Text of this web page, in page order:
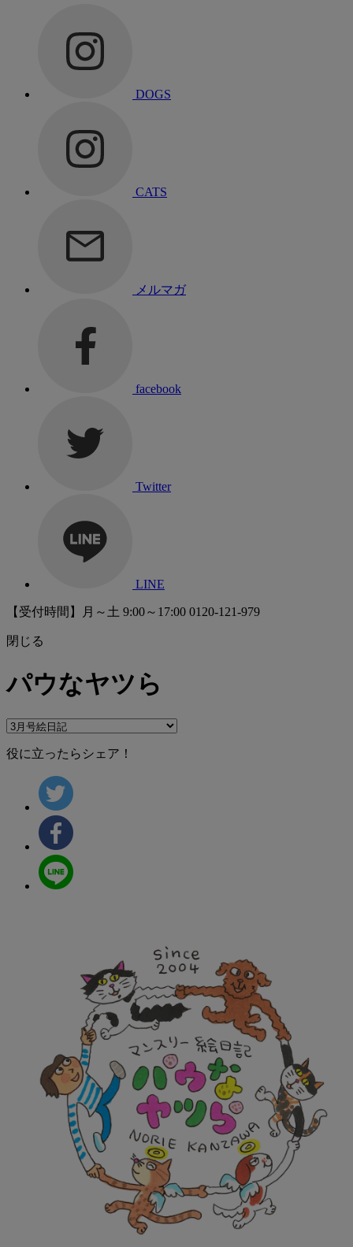
DOGS
CATS
メルマガ
facebook
Twitter
LINE
【受付時間】月～土 9:00～17:00 0120-121-979
閉じる
パウなヤツら
役に立ったらシェア！